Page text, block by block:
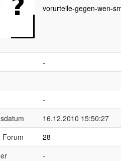
vorurteile-gegen-wen-
-
-
-
16.12.2010 15:50:27
Forum
28
-